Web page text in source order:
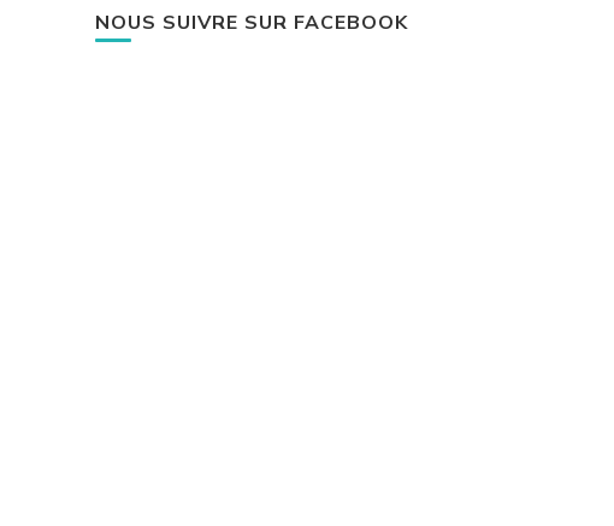
NOUS SUIVRE SUR FACEBOOK